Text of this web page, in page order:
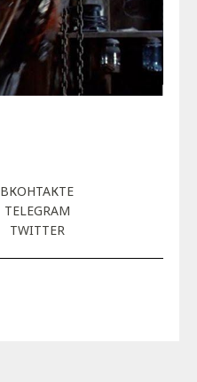
ВКОНТАКТЕ
TELEGRAM
TWITTER